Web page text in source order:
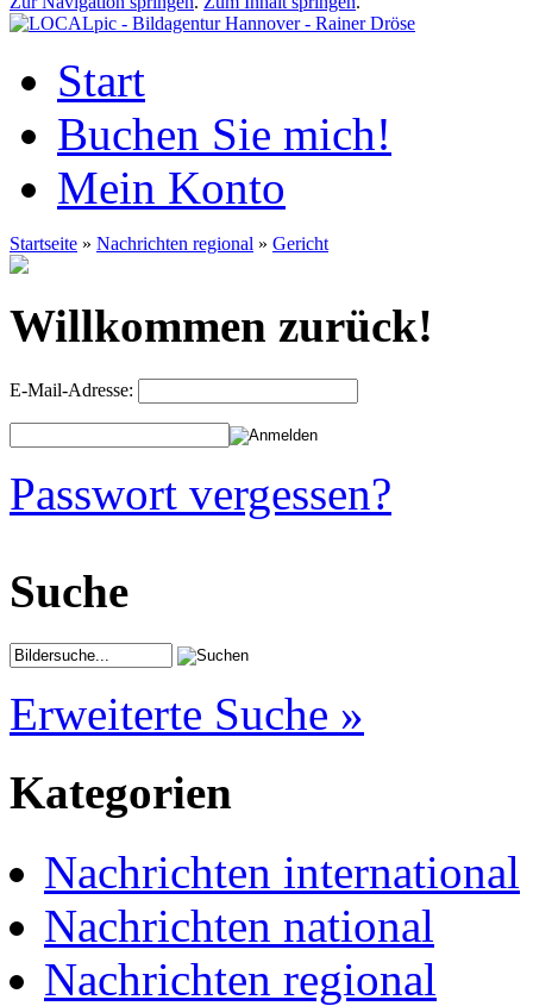
Start
Buchen Sie mich!
Mein Konto
Startseite » Nachrichten regional » Gericht
Willkommen zurück!
E-Mail-Adresse:
Passwort vergessen?
Suche
Erweiterte Suche »
Kategorien
Nachrichten international
Nachrichten national
Nachrichten regional